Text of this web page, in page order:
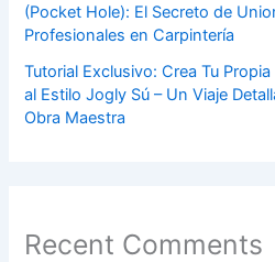
(Pocket Hole): El Secreto de
Profesionales en Carpintería
Tutorial Exclusivo: Crea Tu
al Estilo Jogly Sú – Un Viaje
Obra Maestra
Recent Comments